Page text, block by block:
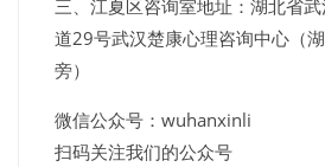
三、江夏区咨询室地址：湖北省
道29号武汉楚康心理咨询中心（
旁）
微信公众号：wuhanxinli
扫码关注我们的公众号